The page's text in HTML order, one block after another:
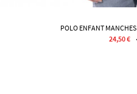
POLO ENFANT
24,50 €